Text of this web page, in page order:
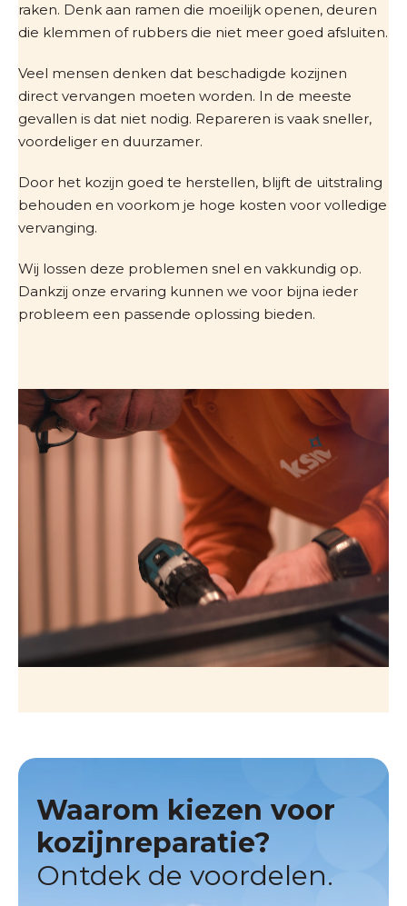
raken. Denk aan ramen die moeilijk openen, deuren
die klemmen of rubbers die niet meer goed afsluiten.
Veel mensen denken dat beschadigde kozijnen
direct vervangen moeten worden. In de meeste
gevallen is dat niet nodig. Repareren is vaak sneller,
voordeliger en duurzamer.
Door het kozijn goed te herstellen, blijft de uitstraling
behouden en voorkom je hoge kosten voor volledige
vervanging.
Wij lossen deze problemen snel en vakkundig op.
Dankzij onze ervaring kunnen we voor bijna ieder
probleem een passende oplossing bieden.
Waarom kiezen voor
kozijnreparatie?
Ontdek de voordelen.